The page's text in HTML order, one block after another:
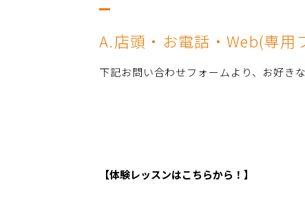
A.店頭・お電話・Web(専用
下記お問い合わせフォームより、お好き
【体験レッスンはこちらから！】